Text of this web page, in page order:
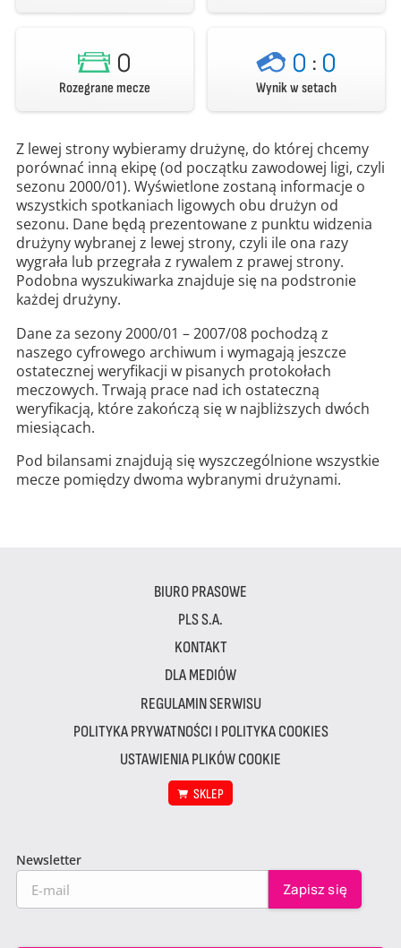
0
Rozegrane mecze
0 : 0
Wynik w setach
Z lewej strony wybieramy drużynę, do której chcemy
porównać inną ekipę (od początku zawodowej ligi, czyli
sezonu 2000/01). Wyświetlone zostaną informacje o
wszystkich spotkaniach ligowych obu drużyn od
sezonu. Dane będą prezentowane z punktu widzenia
drużyny wybranej z lewej strony, czyli ile ona razy
wygrała lub przegrała z rywalem z prawej strony.
Podobna wyszukiwarka znajduje się na podstronie
każdej drużyny.
Dane za sezony 2000/01 – 2007/08 pochodzą z
naszego cyfrowego archiwum i wymagają jeszcze
ostatecznej weryfikacji w pisanych protokołach
meczowych. Trwają prace nad ich ostateczną
weryfikacją, które zakończą się w najbliższych dwóch
miesiącach.
Pod bilansami znajdują się wyszczególnione wszystkie
mecze pomiędzy dwoma wybranymi drużynami.
BIURO PRASOWE
PLS S.A.
KONTAKT
DLA MEDIÓW
REGULAMIN SERWISU
POLITYKA PRYWATNOŚCI I POLITYKA COOKIES
USTAWIENIA PLIKÓW COOKIE
SKLEP
Newsletter